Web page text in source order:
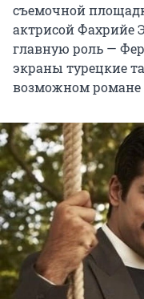
съемочной
актрисой Фахрийе
главную роль —
экраны турецкие
возможном романе